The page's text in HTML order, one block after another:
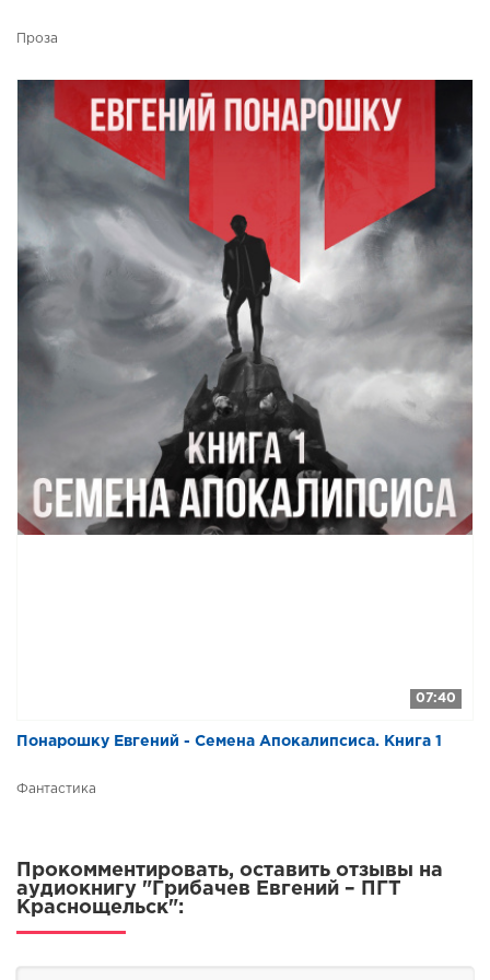
Проза
07:40
Понарошку Евгений - Семена Апокалипсиса. Книга 1
Фантастика
Прокомментировать, оставить отзывы на
аудиокнигу "Грибачев Евгений – ПГТ
Краснощельск":